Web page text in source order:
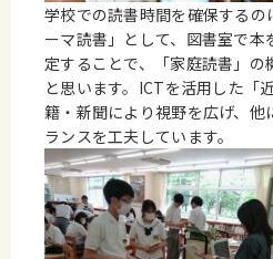
学校での読書時間を確保する
ーマ読書」として、図書室で
定することで、「家庭読書」の
と思います。ICTを活用した「
籍・新聞により視野を広げ、
ランスを工夫しています。